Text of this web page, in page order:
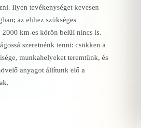
Ilyen tevékenységet kevesen
az ehhez szükséges
km‑es körön belül nincs is.
szeretnénk tenni: csökken a
munkahelyeket teremtünk, és
anyagot állítunk elő a